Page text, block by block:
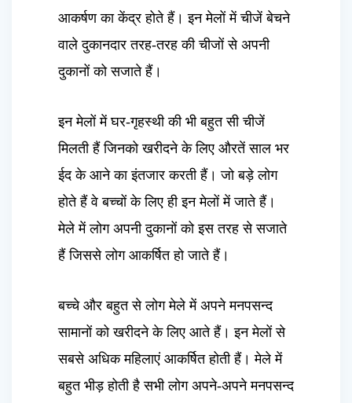
आकर्षण का केंद्र होते हैं। इन मेलों में चीजें बेचने
वाले दुकानदार तरह-तरह की चीजों से अपनी
दुकानों को सजाते हैं।
इन मेलों में घर-गृहस्थी की भी बहुत सी चीजें
मिलती हैं जिनको खरीदने के लिए औरतें साल भर
ईद के आने का इंतजार करती हैं। जो बड़े लोग
होते हैं वे बच्चों के लिए ही इन मेलों में जाते हैं।
मेले में लोग अपनी दुकानों को इस तरह से सजाते
हैं जिससे लोग आकर्षित हो जाते हैं।
बच्चे और बहुत से लोग मेले में अपने मनपसन्द
सामानों को खरीदने के लिए आते हैं। इन मेलों से
सबसे अधिक महिलाएं आकर्षित होती हैं। मेले में
बहुत भीड़ होती है सभी लोग अपने-अपने मनपसन्द